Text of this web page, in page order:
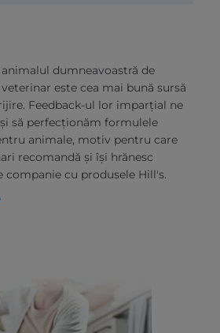
dumneavoastră de
este cea mai bună sursă
Feedback-ul lor imparțial ne
să perfecționăm formulele
animale, motiv pentru care
recomandă și își hrănesc
companie cu produsele Hill's.